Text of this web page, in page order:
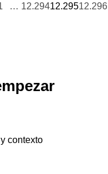
… 12.29412.29512.296
contexto